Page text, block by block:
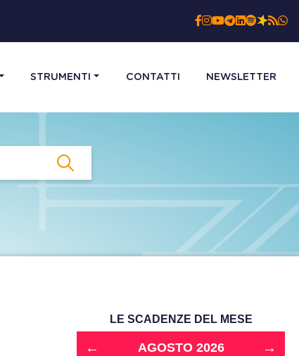
STRUMENTI CONTATTI NEWSLETTER
LE SCADENZE DEL MESE
← AGOSTO 2026 →